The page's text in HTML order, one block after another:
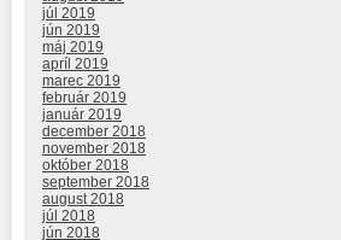
júl 2019
jún 2019
máj 2019
apríl 2019
marec 2019
február 2019
január 2019
december 2018
november 2018
október 2018
september 2018
august 2018
júl 2018
jún 2018